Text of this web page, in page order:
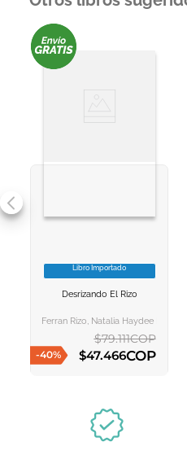
VER INFORMACION
Libro Importado
Desrizando El Rizo
Ferran Rizo, Natalia Haydee
-40%
$79.111COP
$47.466COP